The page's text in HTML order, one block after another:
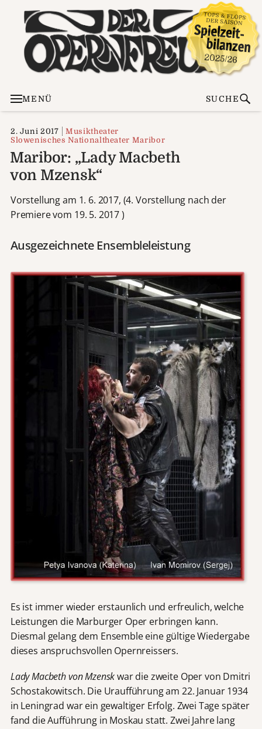
MENÜ SUCHE
2. Juni 2017
Musiktheater
Slowenisches Nationaltheater Maribor
Maribor: „Lady Macbeth
von Mzensk“
Vorstellung am 1. 6. 2017, (4. Vorstellung nach der
Premiere vom 19. 5. 2017 )
Ausgezeichnete Ensembleleistung
Es ist immer wieder erstaunlich und erfreulich, welche
Leistungen die Marburger Oper erbringen kann.
Diesmal gelang dem Ensemble eine gültige Wiedergabe
dieses anspruchsvollen Opernreissers.
Lady Macbeth von Mzenskwar die zweite Oper von Dmitri
Schostakowitsch. Die Uraufführung am 22. Januar 1934
in Leningrad war ein gewaltiger Erfolg. Zwei Tage später
fand die Aufführung in Moskau statt. Zwei Jahre lang